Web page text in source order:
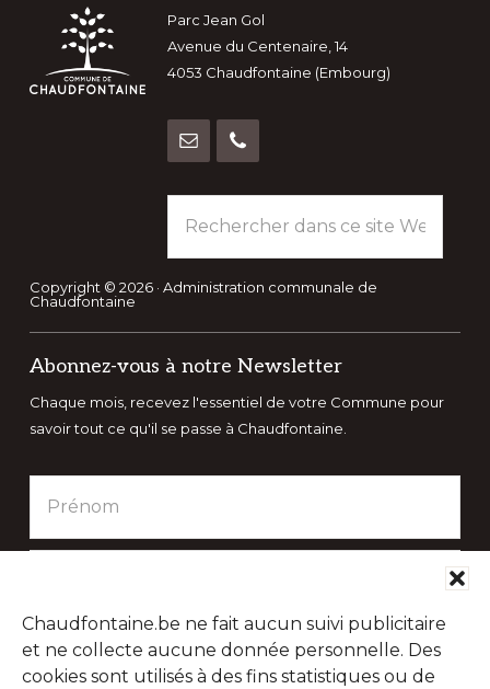
Chaudfontaine.be ne fait aucun suivi publicitaire
et ne collecte aucune donnée personnelle. Des
cookies sont utilisés à des fins statistiques ou de
Footer
Parc Jean Gol
Avenue du Centenaire, 14
4053 Chaudfontaine (Embourg)
dans
ce
site
Copyright © 2026 · Administration communale de
Chaudfontaine
Abonnez-vous à notre Newsletter
Chaque mois, recevez l'essentiel de votre Commune pour
savoir tout ce qu'il se passe à Chaudfontaine.